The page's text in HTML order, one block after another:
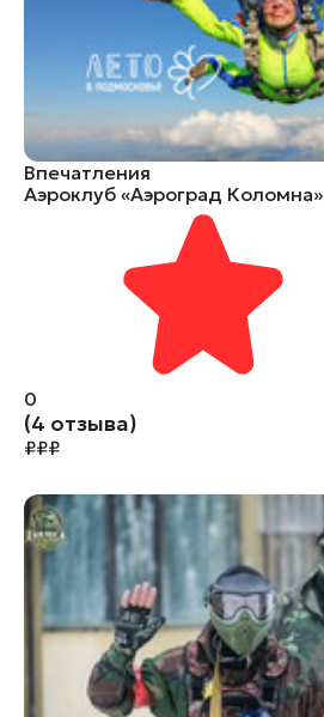
Впечатления
Аэроклуб «Аэроград Коломна»
0
(4 отзыва)
₽₽₽